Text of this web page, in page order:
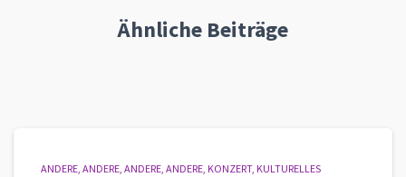
Ähnliche Beiträge
ANDERE ANDERE ANDERE ANDERE KONZERT KULTURELLES